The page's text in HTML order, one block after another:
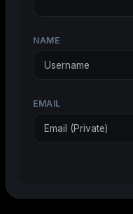
NAME
EMAIL